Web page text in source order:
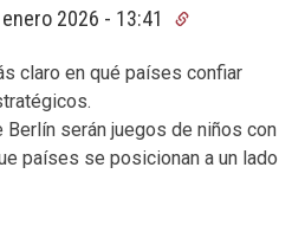
2026 - 13:41
claro en qué países confiar
Berlín serán juegos de niños con
países se posicionan a un lado